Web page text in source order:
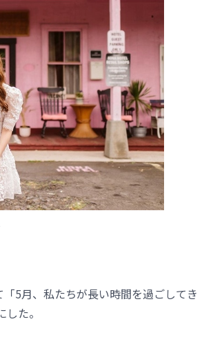
5月、私たちが長い時間を過ごしてき
た。